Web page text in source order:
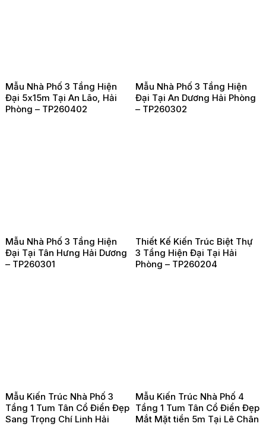
Mẫu Nhà Phố 3 Tầng Hiện
Đại 5x15m Tại An Lão, Hải
Phòng – TP260402
Mẫu Nhà Phố 3 Tầng Hiện
Đại Tại An Dương Hải Phòng
– TP260302
Mẫu Nhà Phố 3 Tầng Hiện
Đại Tại Tân Hưng Hải Dương
– TP260301
Thiết Kế Kiến Trúc Biệt Thự
3 Tầng Hiện Đại Tại Hải
Phòng – TP260204
Mẫu Kiến Trúc Nhà Phố 3
Tầng 1 Tum Tân Cổ Điển Đẹp
Sang Trọng Chí Linh Hải
Mẫu Kiến Trúc Nhà Phố 4
Tầng 1 Tum Tân Cổ Điển Đẹp
Mắt Mặt tiền 5m Tại Lê Chân